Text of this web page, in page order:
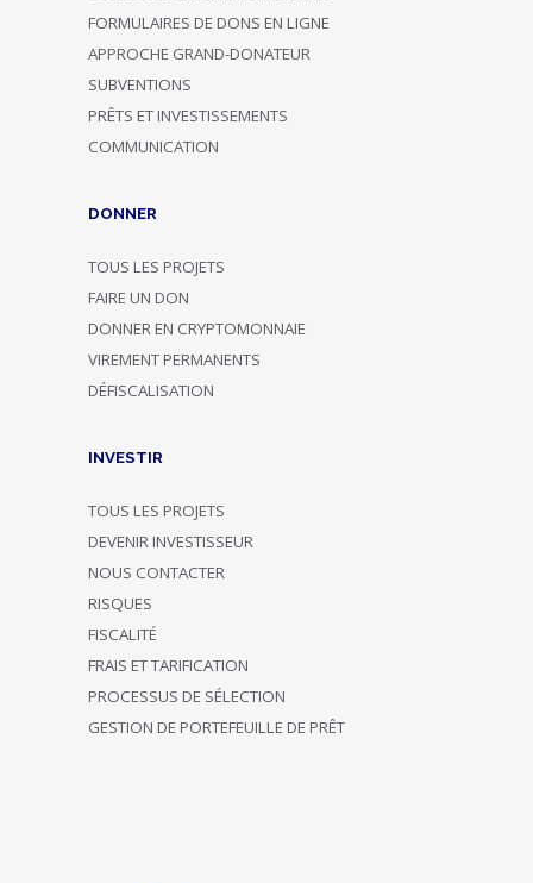
FORMULAIRES DE DONS EN LIGNE
APPROCHE GRAND-DONATEUR
SUBVENTIONS
PRÊTS ET INVESTISSEMENTS
COMMUNICATION
DONNER
TOUS LES PROJETS
FAIRE UN DON
DONNER EN CRYPTOMONNAIE
VIREMENT PERMANENTS
DÉFISCALISATION
INVESTIR
TOUS LES PROJETS
DEVENIR INVESTISSEUR
NOUS CONTACTER
RISQUES
FISCALITÉ
FRAIS ET TARIFICATION
PROCESSUS DE SÉLECTION
GESTION DE PORTEFEUILLE DE PRÊT